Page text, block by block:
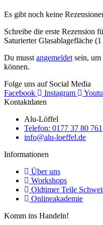
Es gibt noch keine
Schreibe die erste Rezension
Saturierter Glasablagefläche
Du musst angemeldet sein,
können.
Folge uns auf Social Media
Facebook
Instagram
Kontaktdaten
Alu-Löffel
Telefon: 0177 37 80 761
info@alu-loeffel.de
Informationen
Über uns
Workshops
Oldtimer Teile
Onlineakademie
Komm ins Handeln!